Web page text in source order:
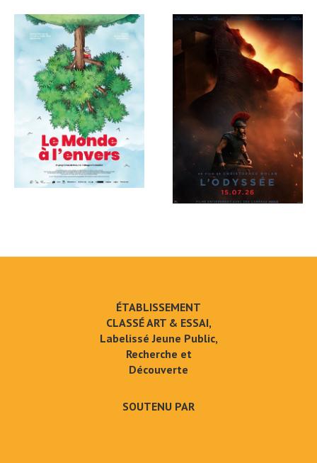
ÉTABLISSEMENT
CLASSÉ ART & ESSAI,
Labelissé Jeune Public,
Recherche et
Découverte
SOUTENU PAR